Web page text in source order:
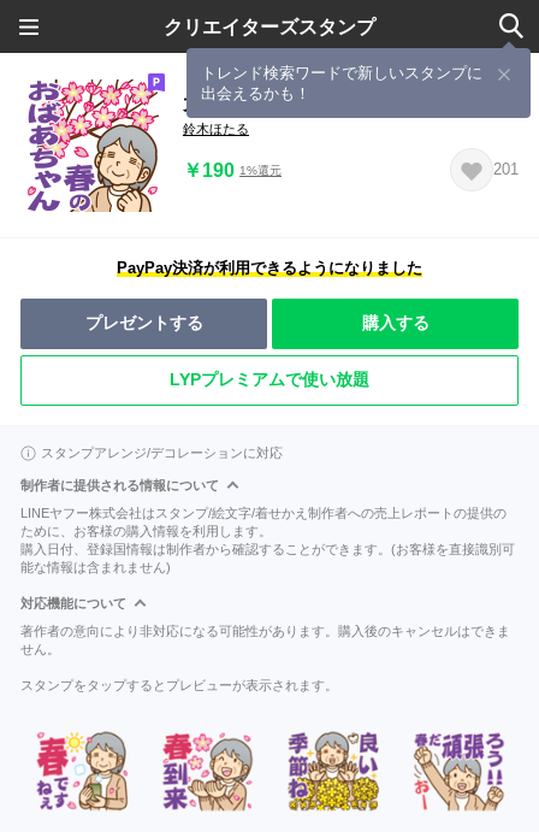
クリエイターズスタンプ
トレンド検索ワードで新しいスタンプに
出会えるかも！
大切な人へ♪春のおばあちゃん
鈴木ほたる
￥190 1%還元 201
PayPay決済が利用できるようになりました
プレゼントする 購入する
LYPプレミアムで使い放題
スタンプアレンジ/デコレーションに対応
制作者に提供される情報について
LINEヤフー株式会社はスタンプ/絵文字/着せかえ制作者への売上レポートの提供の
ために、お客様の購入情報を利用します。
購入日付、登録国情報は制作者から確認することができます。(お客様を直接識別可
能な情報は含まれません)
対応機能について
著作者の意向により非対応になる可能性があります。購入後のキャンセルはできま
せん。
スタンプをタップするとプレビューが表示されます。